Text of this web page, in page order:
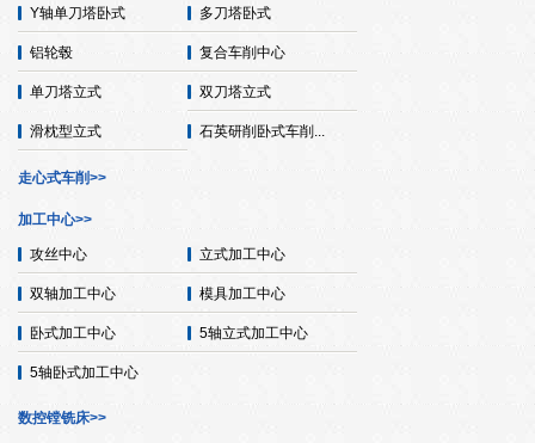
Y轴单刀塔卧式 多刀塔卧式
铝轮毂 复合车削中心
单刀塔立式 双刀塔立式
滑枕型立式 石英研削卧式车削...
走心式车削>>
加工中心>>
攻丝中心 立式加工中心
双轴加工中心 模具加工中心
卧式加工中心 5轴立式加工中心
5轴卧式加工中心
数控镗铣床>>